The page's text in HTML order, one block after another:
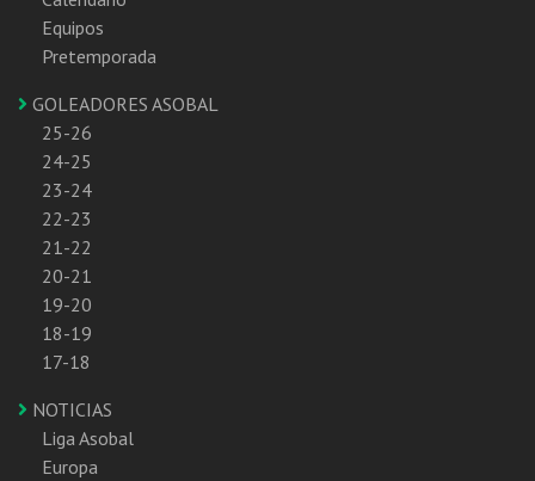
Equipos
Pretemporada
GOLEADORES ASOBAL
25-26
24-25
23-24
22-23
21-22
20-21
19-20
18-19
17-18
NOTICIAS
Liga Asobal
Europa